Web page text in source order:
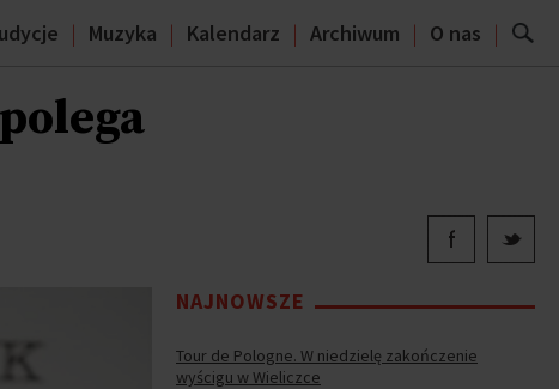
Muzyka Kalendarz Archiwum O nas
NAJNOWSZE
Tour de Pologne. W niedzielę zakończenie
wyścigu w Wieliczce